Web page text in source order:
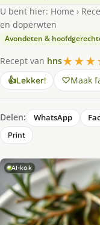
U bent hier: Home ›
en doperwten
Avondeten &
Recept van hns
👍Lekker! Maak
Delen: WhatsApp
Print
AI-kok